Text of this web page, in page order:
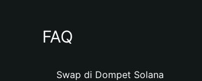
FAQ
Swap di Dompet Solana